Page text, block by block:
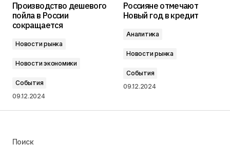
Производство дешевого
пойла в России
сокращается
Новости рынка
Новости экономики
События
09.12.2024
Россияне отмечают
Новый год в кредит
Аналитика
Новости рынка
События
09.12.2024
Поиск